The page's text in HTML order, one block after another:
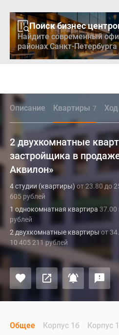
Поиск бизнес
Найдите современный
районах Санкт-Петербурга
Описание Квартиры 7 Ход
2 двухкомнатные
застройщика в
Аквилон»
4 студии (квартиры)от 23.80 до
605 рублей
1 однокомнатная квартира 37.00
рублей
2 двухкомнатные квартирыот
10 405 211 рублей
Общее Корпус 1б Корпус